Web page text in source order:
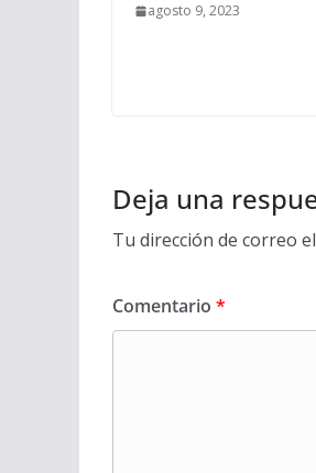
agosto 9, 2023
Deja una
Tu dirección de correo
Comentario *